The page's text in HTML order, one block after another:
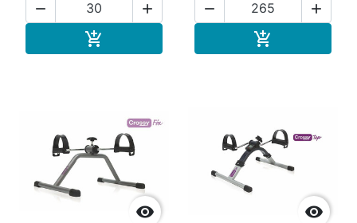
 

 

 